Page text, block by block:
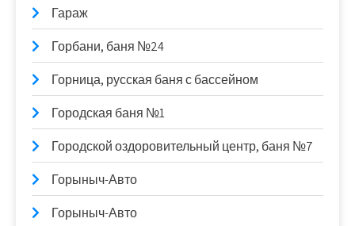
Гараж
Горбани, баня №24
Горница, русская баня с бассейном
Городская баня №1
Городской оздоровительный центр, баня №7
Горыныч-Авто
Горыныч-Авто